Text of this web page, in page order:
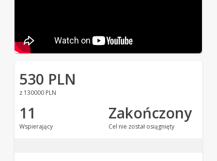
530 PLN
z 130000 PLN
11
Wspierający
Zakończony
Cel nie został osiągnięty